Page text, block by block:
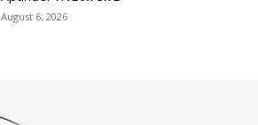
August 6, 2026